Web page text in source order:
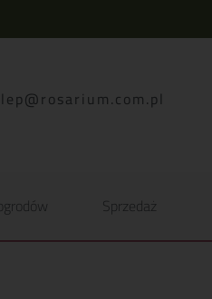
Sprzedaż